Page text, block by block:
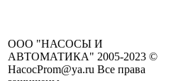
ООО "НАСОСЫ И
АВТОМАТИКА" 2005-2023 ©
HacocProm@ya.ru Все права